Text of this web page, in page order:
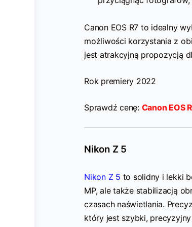
Canon EOS R7 to idealny
możliwości korzystania z
jest atrakcyjną propozycją
Rok premiery 2022
Sprawdź cenę: Canon EOS
Nikon Z 5
Nikon Z 5 to solidny i lekki
MP, ale także stabilizacją
czasach naświetlania.
który jest szybki,